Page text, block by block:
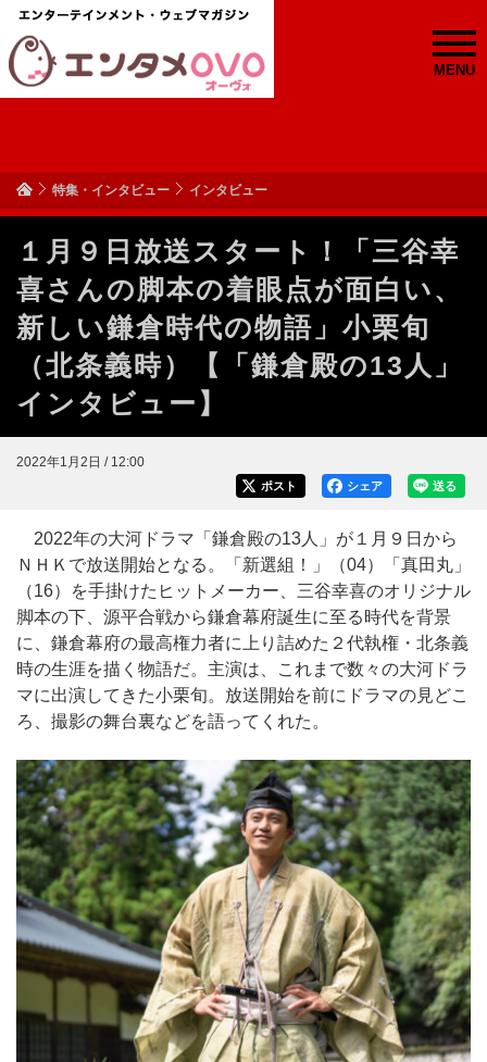
MENU
特集・インタビュー インタビュー
１月９日放送スタート！「三谷幸
喜さんの脚本の着眼点が面白い、
新しい鎌倉時代の物語」小栗旬
（北条義時）【「鎌倉殿の13人」
インタビュー】
2022年1月2日 / 12:00
送る
シェア
ポスト
2022年の大河ドラマ「鎌倉殿の13人」が１月９日から
ＮＨＫで放送開始となる。「新選組！」（04）「真田丸」
（16）を手掛けたヒットメーカー、三谷幸喜のオリジナル
脚本の下、源平合戦から鎌倉幕府誕生に至る時代を背景
に、鎌倉幕府の最高権力者に上り詰めた２代執権・北条義
時の生涯を描く物語だ。主演は、これまで数々の大河ドラ
マに出演してきた小栗旬。放送開始を前にドラマの見どこ
ろ、撮影の舞台裏などを語ってくれた。